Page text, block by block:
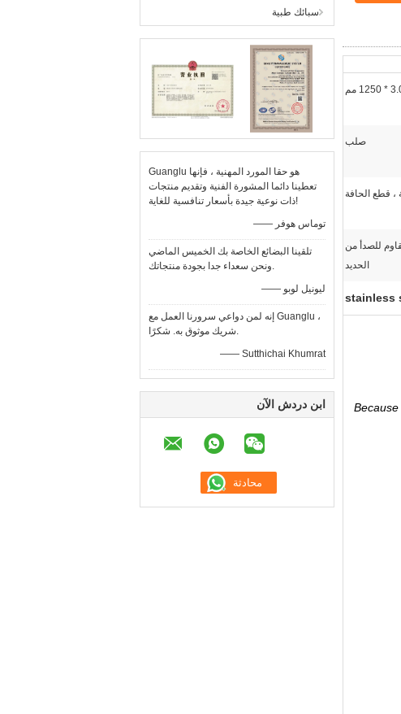
سبائك طبية
Guanglu هو حقا المورد المهنية ، فإنها
تعطينا دائما المشورة الفنية وتقديم منتجات
ذات نوعية جيدة بأسعار تنافسية للغاية!
—— توماس هوفر
تلقينا البضائع الخاصة بك الخميس الماضي
ونحن سعداء جدا بجودة منتجاتك.
—— ليونيل لوبو
إنه لمن دواعي سرورنا العمل مع Guanglu ،
شريك موثوق به. شكرًا.
—— Sutthichai Khumrat
ابن دردش الآن
صلب
قطع الحافة
للصدأ من
الحديد